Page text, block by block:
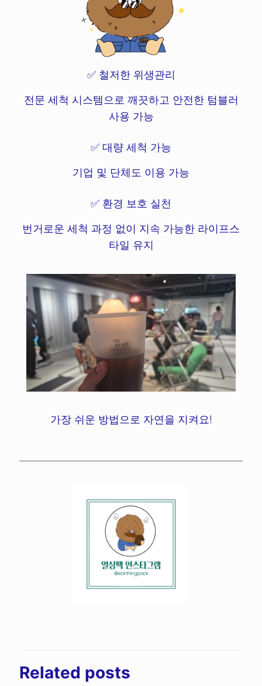
✅ 철저한 위생관리
전문 세척 시스템으로 깨끗하고 안전한 텀블러
사용 가능
✅ 대량 세척 가능
기업 및 단체도 이용 가능
✅ 환경 보호 실천
번거로운 세척 과정 없이 지속 가능한 라이프스
타일 유지
가장 쉬운 방법으로 자연을 지켜요!
Related posts